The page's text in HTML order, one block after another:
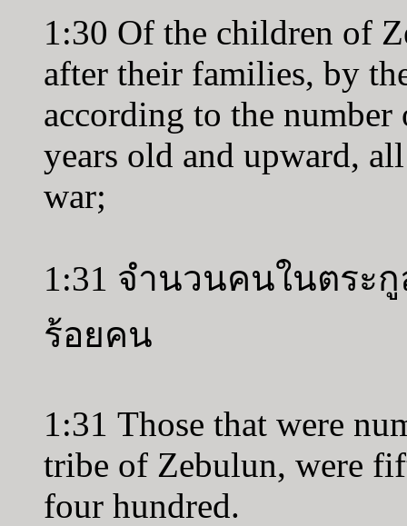
1:30 Of the children of
after their families, by
according to the
years old and upward,
war;
1:31 จำนวนคนในตระ
ร้อยคน
1:31 Those that were
tribe of Zebulun, were
four hundred.